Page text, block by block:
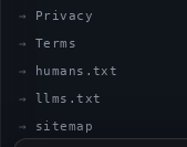
Privacy
Terms
humans.txt
llms.txt
sitemap